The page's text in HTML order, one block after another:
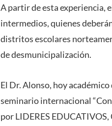
A partir de esta experiencia,
intermedios, quienes
distritos escolares
de desmunicipalización.
El Dr. Alonso, hoy
seminario internacional
por LIDERES